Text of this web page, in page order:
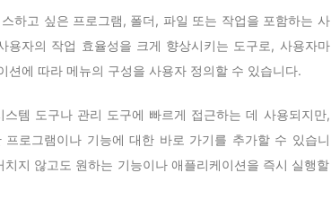
하고 싶은 프로그램, 폴더, 파일 또는 작업을 포함하는 사
용자의 작업 효율성을 크게 향상시키는 도구로, 사용자마
션에 따라 메뉴의 구성을 사용자 정의할 수 있습니다.
템 도구나 관리 도구에 빠르게 접근하는 데 사용되지만,
로그램이나 기능에 대한 바로 가기를 추가할 수 있습니
지 않고도 원하는 기능이나 애플리케이션을 즉시 실행할